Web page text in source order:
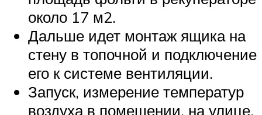
около 17 м2.
Дальше идет монтаж ящика на
стену в топочной и подключение
его к системе вентиляции.
Запуск, измерение температур
воздуха в помещении, на улице,